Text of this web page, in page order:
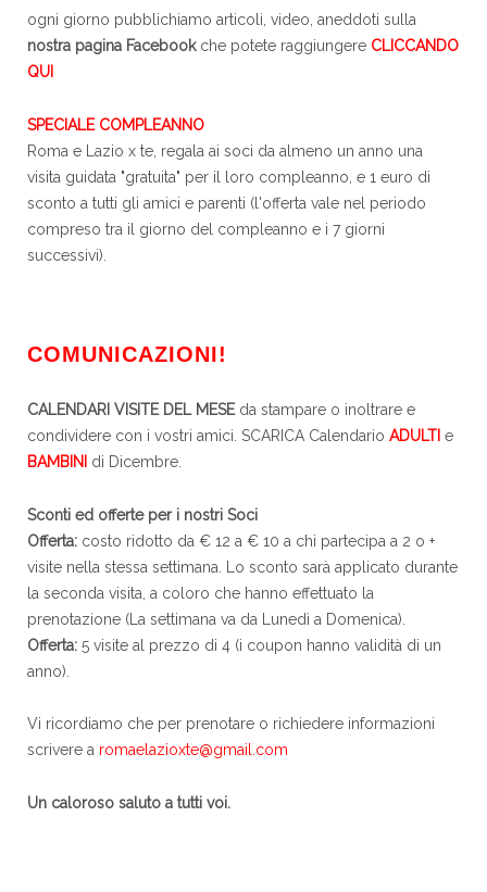
ogni giorno pubblichiamo articoli, video, aneddoti sulla
nostra pagina Facebookche potete raggiungere CLICCANDO
QUI
SPECIALE COMPLEANNO
Roma e Lazio x te, regala ai soci da almeno un anno una
visita guidata "gratuita" per il loro compleanno, e 1 euro di
sconto a tutti gli amici e parenti (l'offerta vale nel periodo
compreso tra il giorno del compleanno e i 7 giorni
successivi).
COMUNICAZIONI!
CALENDARI VISITE DEL MESEda stampare o inoltrare e
condividere con i vostri amici. SCARICA Calendario ADULTI e
BAMBINI
di Dicembre.
Sconti ed offerte per i nostri Soci
Offerta: costo ridotto da € 12 a € 10 a chi partecipa a 2 o +
visite nella stessa settimana. Lo sconto sarà applicato durante
la seconda visita, a coloro che hanno effettuato la
prenotazione (La settimana va da Lunedì a Domenica).
Offerta: 5 visite al prezzo di 4 (i coupon hanno validità di un
anno).
Vi ricordiamo che per prenotare o richiedere informazioni
scrivere a romaelazioxte@gmail.com
Un caloroso saluto a tutti voi.